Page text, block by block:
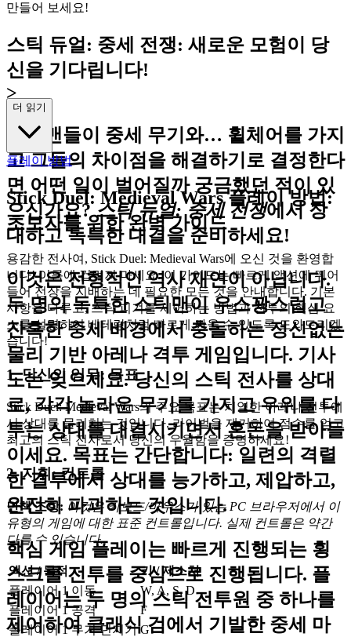
만들어 보세요!
스틱 듀얼: 중세 전쟁: 새로운 모험이 당
신을 기다립니다!
>
스틱맨들이 중세 무기와… 휠체어를 가지
고 그들의 차이점을 해결하기로 결정한다
면 어떤 일이 벌어질까 궁금했던 적이 있
으신가요?스틱 듀얼: 중세 전쟁에서 장
대하고 독특한 대결을 준비하세요!
이것은 전형적인 역사 재연이 아닙니다.
두 명의 독특한 스틱맨이 우스꽝스럽고
잔혹한 중세 배경에서 충돌하는 정신없는
물리 기반 아레나 격투 게임입니다. 기사
도는 잊으세요. 당신의 스틱 전사를 상대
로, 각각 놀라운 무기를 가지고 우위를 다
투는 상대를 대결시키면서 혼돈을 받아들
이세요. 목표는 간단합니다: 일련의 격렬
한 결투에서 상대를 능가하고, 제압하고,
완전히 파괴하는 것입니다.
핵심 게임 플레이는 빠르게 진행되는 횡
스크롤 전투를 중심으로 진행됩니다. 플
레이어는 두 명의 스틱 전투원 중 하나를
제어하여 클래식 검에서 기발한 중세 마
더 읽기
플레이 방법
Stick Duel: Medieval Wars 플레이 방법:
초보자를 위한 완벽 가이드
용감한 전사여, Stick Duel: Medieval Wars에 오신 것을 환영합
니다! 이름에 겁먹지 마세요. 이 가이드는 빠르게 액션에 뛰어
들어 전장을 지배하는 데 필요한 모든 것을 안내합니다. 기본
사항을 다루고, 스틱 피겨를 제어하는 방법과 전투의 핵심 요
소를 설명하여 베테랑처럼 빠르게 싸울 수 있도록 도와드리겠
습니다!
1. 당신의 임무: 목표
Stick Duel: Medieval Wars의 주요 목표는 치열한 아레나 전투에
서 상대를 물리치는 것입니다. 라이벌을 제거하여 점수를 얻고
최고의 스틱 전사로서 당신의 우월함을 증명하세요!
2. 지휘: 컨트롤
면책 조항: 이것은 키보드/마우스가 있는 PC 브라우저에서 이
유형의 게임에 대한 표준 컨트롤입니다. 실제 컨트롤은 약간
다를 수 있습니다.
액션 / 목적
키 / 제스처
플레이어 1 이동
W, A, S, D
플레이어 1 공격
F
플레이어 1 무기 던지기 G